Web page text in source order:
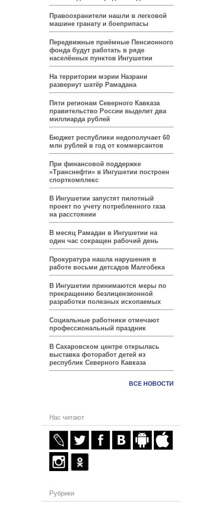
Правоохранители нашли в легковой
машине гранату и боеприпасы
Передвижные приёмные Пенсионного
фонда будут работать в ряде
населённых пунктов Ингушетии
На территории мэрии Назрани
развернут шатёр Рамадана
Пяти регионам Северного Кавказа
правительство России выделит два
миллиарда рублей
Бюджет республики недополучает 60
млн рублей в год от коммерсантов
При финансовой поддержке
«Транснефти» в Ингушетии построен
спорткомплекс
В Ингушетии запустят пилотный
проект по учету потребленного газа
на расстоянии
В месяц Рамадан в Ингушетии на
один час сокращен рабочий день
Прокуратура нашла нарушения в
работе восьми детсадов Малгобека
В Ингушетии принимаются меры по
прекращению безлицензионной
разработки полезных ископаемых
Социальные работники отмечают
профессиональный праздник
В Сахаровском центре открылась
выставка фоторабот детей из
республик Северного Кавказа
ВСЕ НОВОСТИ
Нас читают
Рубрики